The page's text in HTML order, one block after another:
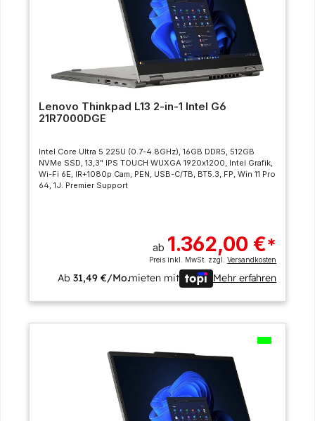
Lenovo Thinkpad L13 2-in-1 Intel G6
21R7000DGE
Intel Core Ultra 5 225U (0.7-4.8GHz), 16GB DDR5, 512GB
NVMe SSD, 13,3" IPS TOUCH WUXGA 1920x1200, Intel Grafik,
Wi-Fi 6E, IR+1080p Cam, PEN, USB-C/TB, BT5.3, FP, Win 11 Pro
64, 1J. Premier Support
ab 1.362,00 €*
Preis inkl. MwSt. zzgl.Versandkosten
Ab31,49 €/Mo.mieten mit Mehr erfahren